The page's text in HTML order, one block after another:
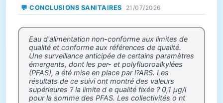
💬 CONCLUSIONS SANITAIRES 21/07/2026
Eau d'alimentation non-conforme aux limites de
qualité et conforme aux références de qualité.
Une surveillance anticipée de certains paramètres
émergents, dont les per- et polyfluoroalkylées
(PFAS), a été mise en place par l?ARS. Les
résultats de ce suivi ont montré des valeurs
supérieures ? la limite d e qualité fixée ? 0,1 µg/l
pour la somme des PFAS. Les collectivités o nt